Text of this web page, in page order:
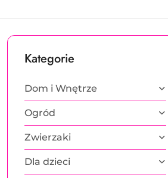
Kategorie
Dom i Wnętrze
Ogród
Zwierzaki
Dla dzieci